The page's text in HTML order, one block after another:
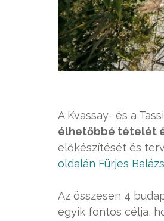
A Kvassay- és a
élhetőbbé tételét
előkészítését és
oldalán Fürjes Balázs
Az összesen 4
egyik fontos célja,